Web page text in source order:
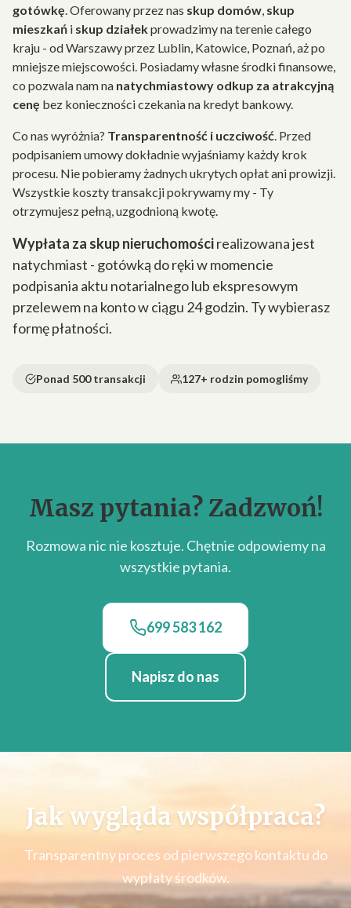
gotówkę. Oferowany przez nas skup domów, skup
mieszkań i skup działekprowadzimy na terenie całego
kraju - od Warszawy przez Lublin, Katowice, Poznań, aż po
mniejsze miejscowości. Posiadamy własne środki finansowe,
co pozwala nam na natychmiastowy odkup za atrakcyjną
cenę bez konieczności czekania na kredyt bankowy.
Co nas wyróżnia? Transparentność i uczciwość. Przed
podpisaniem umowy dokładnie wyjaśniamy każdy krok
procesu. Nie pobieramy żadnych ukrytych opłat ani prowizji.
Wszystkie koszty transakcji pokrywamy my - Ty
otrzymujesz pełną, uzgodnioną kwotę.
Wypłata za skup nieruchomościrealizowana jest
natychmiast - gotówką do ręki w momencie
podpisania aktu notarialnego lub ekspresowym
przelewem na konto w ciągu 24 godzin. Ty wybierasz
formę płatności.
Ponad 500 transakcji 127+ rodzin pomogliśmy
Masz pytania? Zadzwoń!
Rozmowa nic nie kosztuje. Chętnie odpowiemy na
wszystkie pytania.
699 583 162
Napisz do nas
Jak wygląda współpraca?
Transparentny proces od pierwszego kontaktu do
wypłaty środków.